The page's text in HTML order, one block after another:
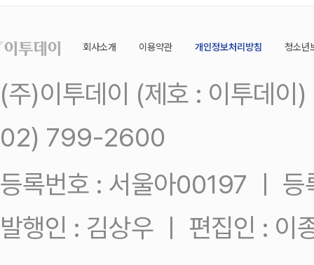
회사소개 이용약관 개인정보처리방침 청소년
(주)이투데이 (제호 : 이투데
02) 799-2600
등록번호 : 서울아00197 ㅣ
발행인 : 김상우 ㅣ 편집인 : 이